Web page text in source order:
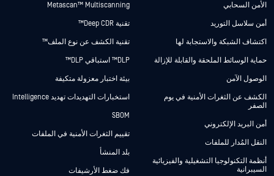
الأمن السحابي
أمن سلاسل التوريد
اكتشاف الشبكة والاستجابة لها
حماية الوسائط الملحقة والقابلة للإزالة
الوصول الآمن
الكشف عن الثغرات الأمنية في يوم
الصفر
أمن البريد الإلكتروني
النقل المُدار للملفات
أنظمة التكنولوجيا التشغيلية والفيزيائية
السيبرانية
Metascan™ Multiscanning
تقنية Deep CDR™
تقنية الكشف عن نوع الملف™
DLP™ استباقي DLP™
بيئة اختبار معزولة متكيفة
استخبارات التهديدات تهديد Intelligence
SBOM
تقييم الثغرات الأمنية في الملفات
بلد المنشأ
فك ضغط الأرشيفات